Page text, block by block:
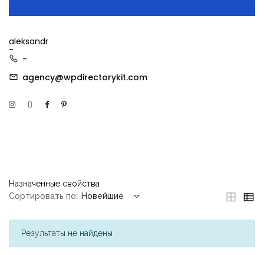
aleksandr
-
-
agency@wpdirectorykit.com
Назначенные свойства
Сортировать по: Новейшие
Результаты не найдены